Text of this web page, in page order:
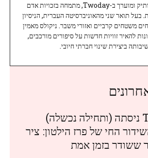
ניקולס, עיתונאי ותיק ומוערך ב-Twoday, מתמחה בזכויות אדם
בעל תואר שני מהאוניברסיטה העברית, הניסיון
משטחים קרביים ואזורי משבר. ניקולס מאמין
להאיר זוויות חדשות על סיפורים מורכבים,
ביצירת שינוי חברתי חיובי.
איך TikTok ניסתה (ותחילה נכשלה)
החי של פרז הילטון: ציר
ששודר בזמן אמת